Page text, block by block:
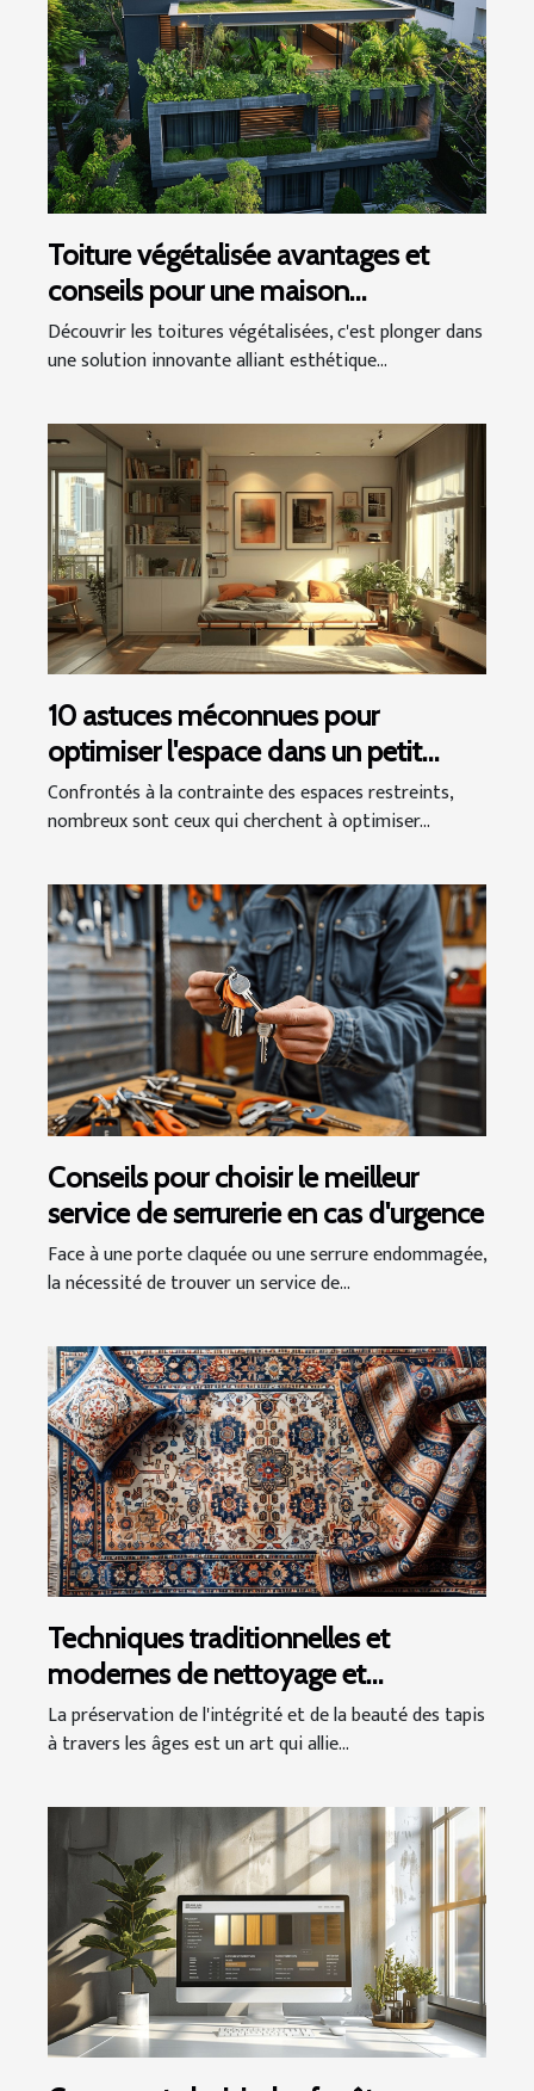
Toiture végétalisée avantages et
conseils pour une maison
écologique
Découvrir les toitures végétalisées, c'est plonger dans
une solution innovante alliant esthétique...
10 astuces méconnues pour
optimiser l'espace dans un petit
appartement
Confrontés à la contrainte des espaces restreints,
nombreux sont ceux qui cherchent à optimiser...
Conseils pour choisir le meilleur
service de serrurerie en cas d'urgence
Face à une porte claquée ou une serrure endommagée,
la nécessité de trouver un service de...
Techniques traditionnelles et
modernes de nettoyage et
restauration de tapis
La préservation de l'intégrité et de la beauté des tapis
à travers les âges est un art qui allie...